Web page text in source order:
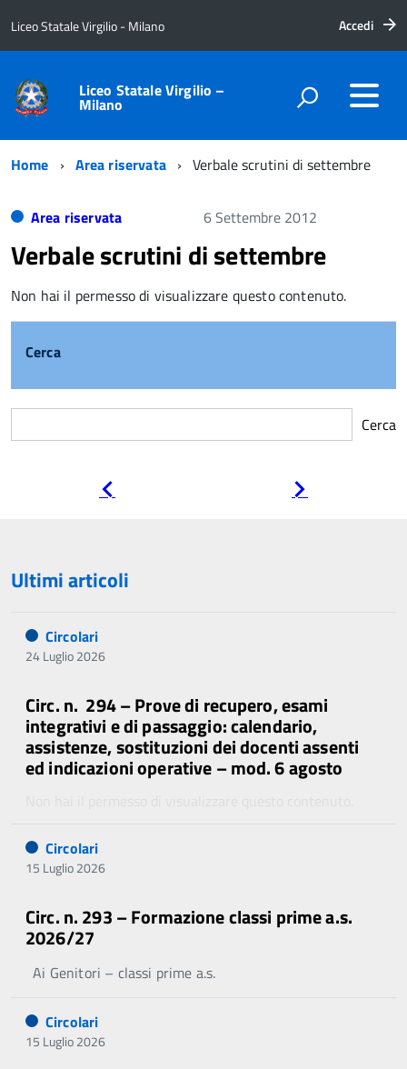
Liceo Statale Virgilio - Milano Accedi
Liceo Statale Virgilio –
Milano
Home Area riservata Verbale scrutini di settembre
Area riservata 6 Settembre 2012
Verbale scrutini di settembre
Non hai il permesso di visualizzare questo contenuto.
Cerca
Cerca
Ultimi articoli
Circolari
24 Luglio 2026
Circ. n. 294 – Prove di recupero, esami
integrativi e di passaggio: calendario,
assistenze, sostituzioni dei docenti assenti
ed indicazioni operative – mod. 6 agosto
Circolari
15 Luglio 2026
Circ. n. 293 – Formazione classi prime a.s.
2026/27
Ai Genitori – classi prime a.s.
Circolari
15 Luglio 2026